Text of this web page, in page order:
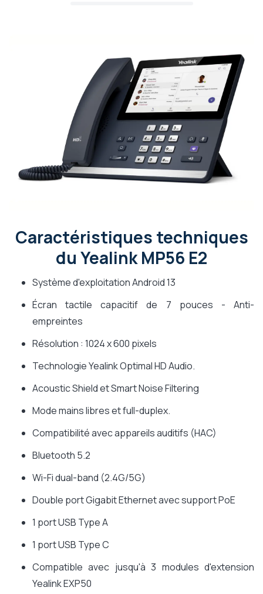
Caractéristiques techniques
du Yealink MP56 E2
Système d'exploitation Android 13
Écran tactile capacitif de 7 pouces - Anti-
empreintes
Résolution : 1024 x 600 pixels
Technologie Yealink Optimal HD Audio.
Acoustic Shield et Smart Noise Filtering
Mode mains libres et full-duplex.
Compatibilité avec appareils auditifs (HAC)
Bluetooth 5.2
Wi-Fi dual-band (2.4G/5G)
Double port Gigabit Ethernet avec support PoE
1 port USB Type A
1 port USB Type C
Compatible avec jusqu'à 3 modules d'extension
Yealink EXP50